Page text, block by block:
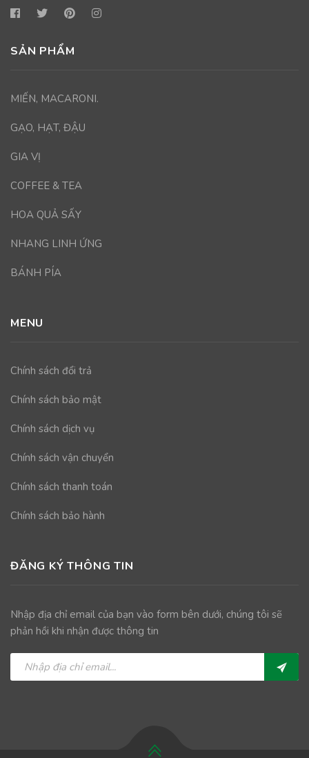
SẢN PHẨM
MIẾN, MACARONI.
GẠO, HẠT, ĐẬU
GIA VỊ
COFFEE & TEA
HOA QUẢ SẤY
NHANG LINH ỨNG
BÁNH PÍA
MENU
Chính sách đổi trả
Chính sách bảo mật
Chính sách dịch vụ
Chính sách vận chuyển
Chính sách thanh toán
Chính sách bảo hành
ĐĂNG KÝ THÔNG TIN
Nhập địa chỉ email của bạn vào form bên dưới, chúng tôi sẽ
phản hồi khi nhận được thông tin